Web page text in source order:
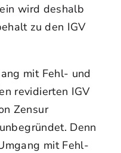
wird deshalb
zu den IGV
mit Fehl- und
revidierten IGV
Zensur
Denn
mit Fehl-